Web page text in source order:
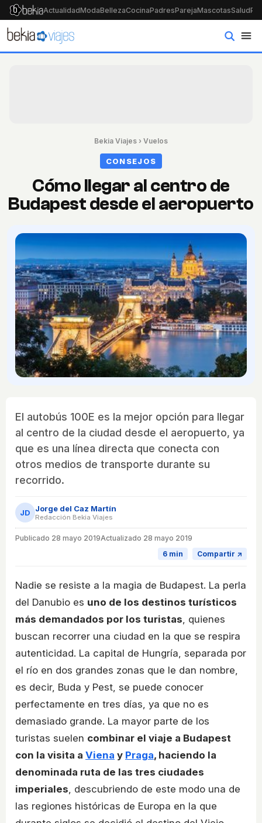
ActualidadModaBellezaCocinaPadresParejaMascotasSalud
Bekia Viajes › Vuelos
CONSEJOS
Cómo llegar al centro de
Budapest desde el aeropuerto
El autobús 100E es la mejor opción para llegar
al centro de la ciudad desde el aeropuerto, ya
que es una línea directa que conecta con
otros medios de transporte durante su
recorrido.
JD Jorge del Caz Martín
Redacción Bekia Viajes
Publicado 28 mayo 2019Actualizado 28 mayo 2019
6 min
Compartir ↗
Nadie se resiste a la magia de Budapest. La perla
del Danubio es uno de los destinos turísticos
más demandados por los turistas , quienes
buscan recorrer una ciudad en la que se respira
autenticidad. La capital de Hungría, separada por
el río en dos grandes zonas que le dan nombre,
es decir, Buda y Pest, se puede conocer
perfectamente en tres días, ya que no es
demasiado grande. La mayor parte de los
turistas suelen combinar el viaje a Budapest
con la visita a Viena y Praga, haciendo la
denominada ruta de las tres ciudades
imperiales , descubriendo de este modo una de
las regiones históricas de Europa en la que